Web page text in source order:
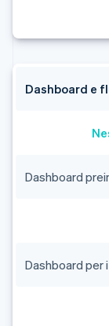
Dashboard e
Dashboard
Dashboard per